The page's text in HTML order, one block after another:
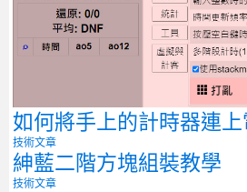
如何將手上的計時器連
技術文章
紳藍二階方塊組裝教學
技術文章